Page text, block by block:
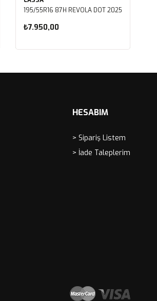
195/55R16 87H REVOLA DOT 2025
₺7.950,00
HESABIM
> Sipariş Listem
> İade Taleplerim